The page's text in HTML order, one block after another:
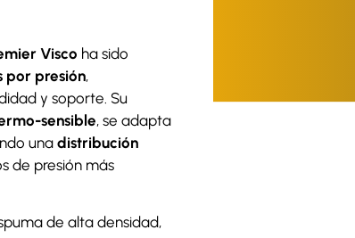
Visco ha sido
por presión,
y soporte. Su
sensible, se adapta
una distribución
de presión más
de alta densidad,